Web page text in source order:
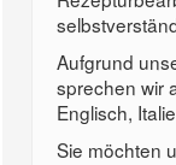
Aufgrund
sprechen wir
Englisch,
Sie möchten